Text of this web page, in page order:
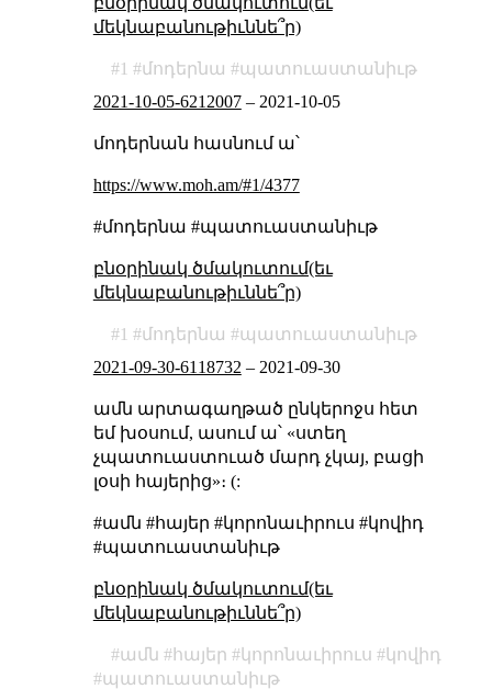
մեկնաբանութիւննե՞ր)
1 մոդերնա
պատուաստանիւթ
2021-10-05-6212007– 2021-10-05
մոդերնան հասնում ա՝
https://www.moh.am/#1/4377
#մոդերնա #պատուաստանիւթ
բնօրինակ ծմակուտում(եւ
մեկնաբանութիւննե՞ր)
1 մոդերնա
պատուաստանիւթ
2021-09-30-6118732 – 2021-09-30
ամն արտագաղթած ընկերոջս հետ
եմ խօսում, ասում ա՝ «ստեղ
չպատուաստուած մարդ չկայ, բացի
լօսի հայերից»։ (:
#ամն #հայեր #կորոնաւիրուս #կովիդ
#պատուաստանիւթ
բնօրինակ ծմակուտում(եւ
մեկնաբանութիւննե՞ր)
ամն հայեր կորոնաւիրուս
կովիդ
պատուաստանիւթ